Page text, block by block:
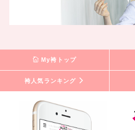
My袴トップ
袴人気ランキング